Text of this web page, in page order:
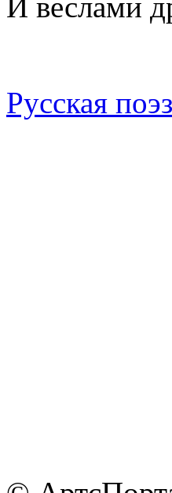
Русская